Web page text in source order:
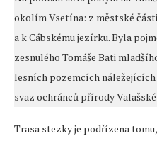
okolím Vsetína: z městské
a k Cábskému jezírku. Byla
zesnulého Tomáše Bati
lesních pozemcích náležejících
svaz ochránců přírody
Trasa stezky je podřízena